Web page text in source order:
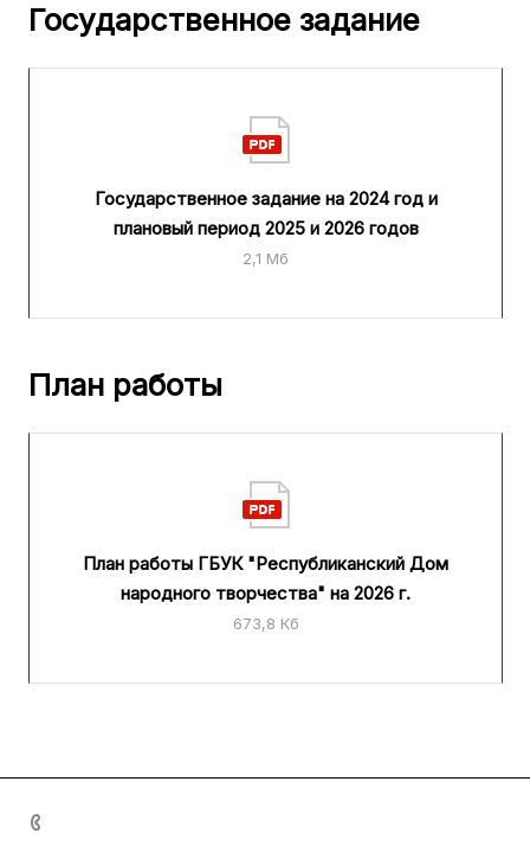
Государственное задание
Государственное задание на 2024 год и
плановый период 2025 и 2026 годов
2,1 Мб
План работы
План работы ГБУК "Республиканский Дом
народного творчества" на 2026 г.
673,8 Кб